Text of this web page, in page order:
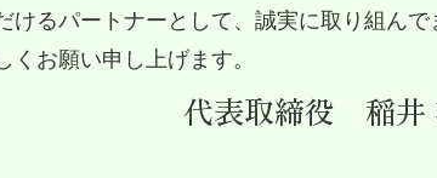
けるパートナーとして、誠実に取り組んで
お願い申し上げます。
代表取締役 稲井